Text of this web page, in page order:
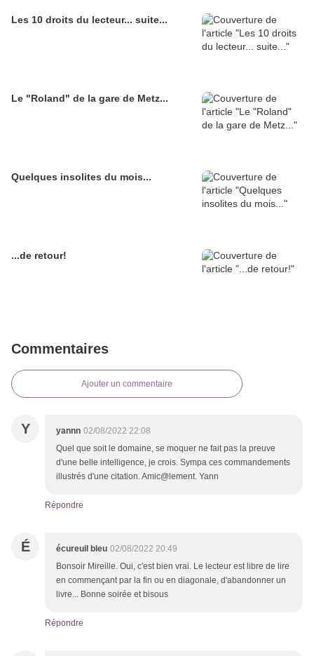
Les 10 droits du lecteur... suite...
Le "Roland" de la gare de Metz...
Quelques insolites du mois...
...de retour!
Commentaires
Ajouter un commentaire
Y yannn 02/08/2022 22:08
Quel que soit le domaine, se moquer ne fait pas la preuve
d'une belle intelligence, je crois. Sympa ces commandements
illustrés d'une citation. Amic@lement. Yann
Répondre
É écureuil bleu 02/08/2022 20:49
Bonsoir Mireille. Oui, c'est bien vrai. Le lecteur est libre de lire
en commençant par la fin ou en diagonale, d'abandonner un
livre... Bonne soirée et bisous
Répondre